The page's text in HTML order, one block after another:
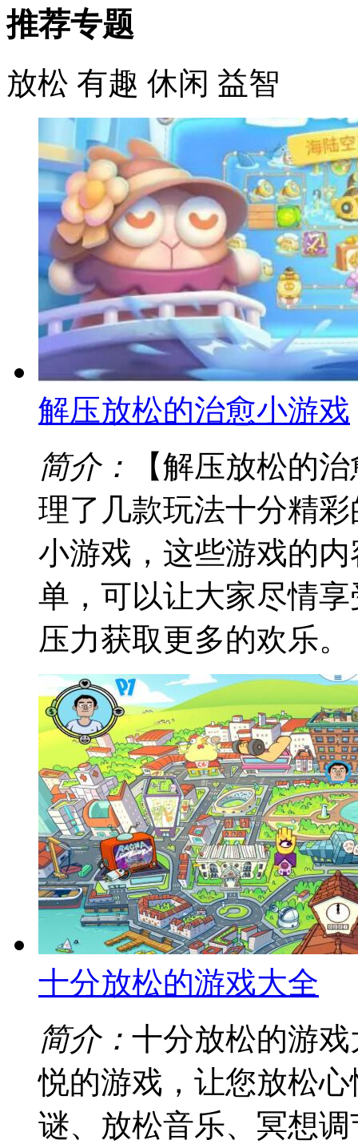
推荐专题
放松 有趣 休闲 益智
解压放松的治愈小游戏
简介：
【解压放松的
理了几款玩法十分精
小游戏，这些游戏的
单，可以让大家尽情
压力获取更多的欢乐。
十分放松的游戏大全
简介： 十分放松的游
悦的游戏，让您放松
谜、放松音乐、冥想